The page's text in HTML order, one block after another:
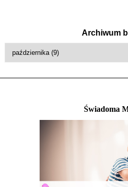
Archiwum
Świadoma